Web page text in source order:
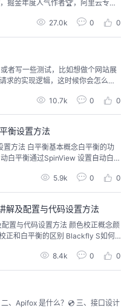
掘金年度人气作者🏆，阿里云专家
27.0k 0 0
者写一些测试，比如想做个网站展
求的实现逻辑，这时候你会怎么做
10.7k 0 0
衡设置方法
白平衡的功
5.9k 0 0
解及配置与代码设置方法
置方法 颜色校正概念颜
的区别 Blackfly S如何
8.4k 0 0